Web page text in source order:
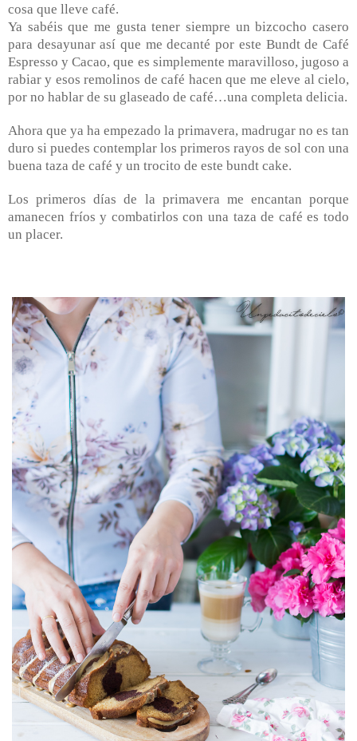
cosa que lleve café.
Ya sabéis que me gusta tener siempre un bizcocho casero
para desayunar así que me decanté por este Bundt de Café
Espresso y Cacao, que es simplemente maravilloso, jugoso a
rabiar y esos remolinos de café hacen que me eleve al cielo,
por no hablar de su glaseado de café…una completa delicia.
Ahora que ya ha empezado la primavera, madrugar no es tan
duro si puedes contemplar los primeros rayos de sol con una
buena taza de café y un trocito de este bundt cake.
Los primeros días de la primavera me encantan porque
amanecen fríos y combatirlos con una taza de café es todo
un placer.